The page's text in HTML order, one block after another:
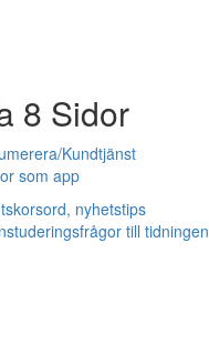
8 Sidor
Kundtjänst
som app
nyhetstips
till tidningen